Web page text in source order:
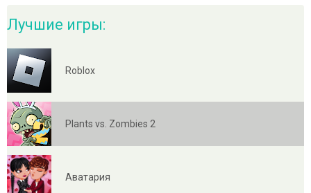
Лучшие игры:
Roblox
Plants vs. Zombies 2
Аватария